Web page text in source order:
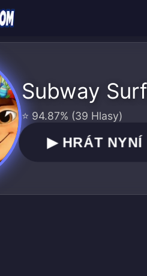
Subway
⭐ 94.87% (39 Hlasy)
▶HRÁT NYNÍ